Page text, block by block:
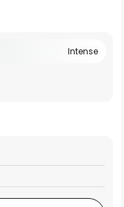
Intense